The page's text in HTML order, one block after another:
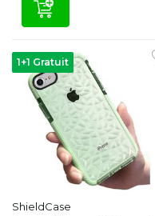
1+1 Gratuit
ShieldCase